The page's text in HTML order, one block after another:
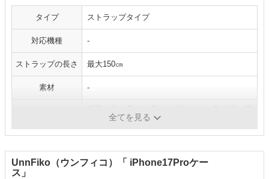
タイプ ストラップタイプ
対応機種 -
ストラップの長さ 最大150㎝
素材 -
ルー、キウイ ほか
全てを見る
UnnFiko（ウンフィコ）「 iPhone17Proケー
ス」